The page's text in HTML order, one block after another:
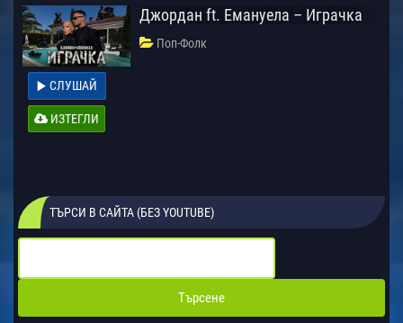
Джордан ft. Емануела – Играчка
Поп-Фолк
СЛУШАЙ
ИЗТЕГЛИ
ТЪРСИ В САЙТА (БЕЗ YOUTUBE)